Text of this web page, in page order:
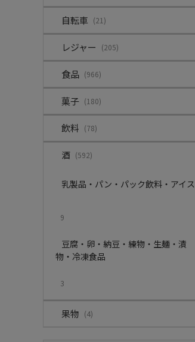
自転車 (21)
レジャー (205)
食品 (966)
菓子 (180)
飲料 (78)
酒 (592)
乳製品・パン・パック飲料・アイス
9
豆腐・卵・納豆・練物・生麺・漬
物・冷凍食品
3
果物 (4)